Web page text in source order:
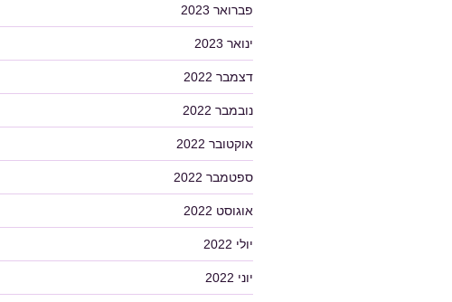
פברואר 2023
ינואר 2023
דצמבר 2022
נובמבר 2022
אוקטובר 2022
ספטמבר 2022
אוגוסט 2022
יולי 2022
יוני 2022